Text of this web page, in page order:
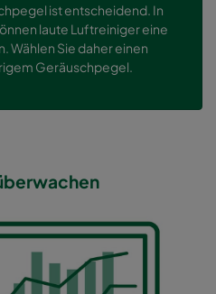
ist entscheidend. In
laute Luftreiniger eine
Wählen Sie daher einen
Geräuschpegel.